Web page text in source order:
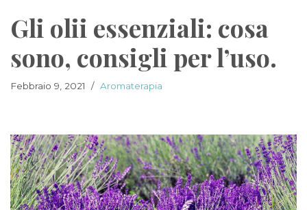
Gli olii essenziali: cosa
sono, consigli per l’uso.
Febbraio 9, 2021 Aromaterapia